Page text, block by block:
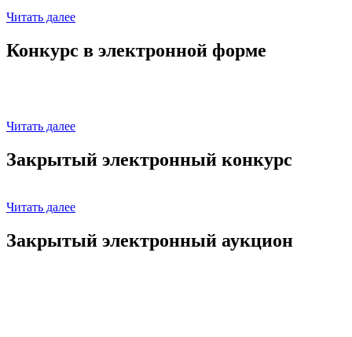
Читать далее
Конкурс в электронной форме
Читать далее
Закрытый электронный конкурс
Читать далее
Закрытый электронный аукцион